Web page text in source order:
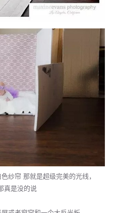
纱帘 那就是超级完美的光线，
真是没的说